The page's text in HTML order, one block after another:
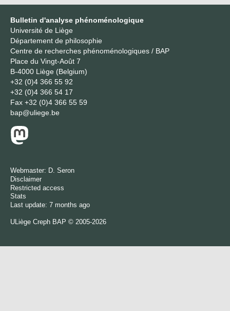
Bulletin d'analyse phénoménologique
Université de Liège
Département de philosophie
Centre de recherches phénoménologiques / BAP
Place du Vingt-Août 7
B-4000 Liège (Belgium)
+32 (0)4 366 55 92
+32 (0)4 366 54 17
Fax +32 (0)4 366 55 59
bap@uliege.be
Webmaster: D. Seron
Disclaimer
Restricted access
Stats
Last update: 7 months ago
ULiège Creph BAP © 2005-2026